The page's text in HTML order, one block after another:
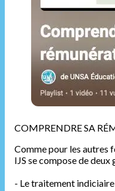
COMPRENDRE SA
Comme pour les autres
IJS se compose de deux
- Le traitement